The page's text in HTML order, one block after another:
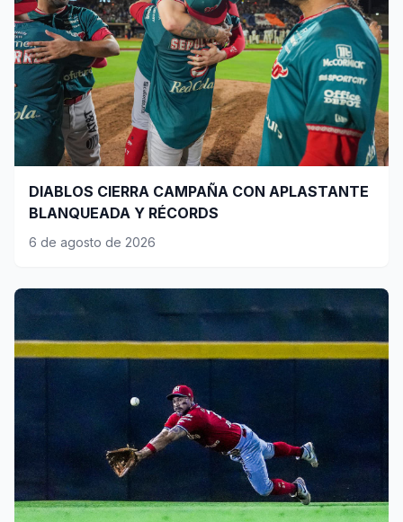
DIABLOS CIERRA CAMPAÑA CON APLASTANTE
BLANQUEADA Y RÉCORDS
6 de agosto de 2026